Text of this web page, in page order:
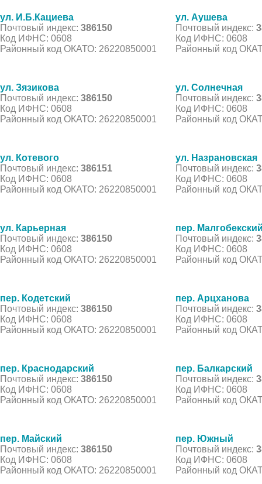
ул. И.Б.Кациева
Почтовый индекс: 386150
Код ИФНС: 0608
Районный код ОКАТО: 26220850001
ул. Аушева
Почтовый индекс:
Код ИФНС: 0608
Районный код
ул. Зязикова
Почтовый индекс: 386150
Код ИФНС: 0608
Районный код ОКАТО: 26220850001
ул. Солнечная
Почтовый индекс:
Код ИФНС: 0608
Районный код
ул. Котевого
Почтовый индекс: 386151
Код ИФНС: 0608
Районный код ОКАТО: 26220850001
ул. Назрановская
Почтовый индекс:
Код ИФНС: 0608
Районный код
ул. Карьерная
Почтовый индекс: 386150
Код ИФНС: 0608
Районный код ОКАТО: 26220850001
пер.
Почтовый индекс:
Код ИФНС: 0608
Районный код
пер. Кодетский
Почтовый индекс: 386150
Код ИФНС: 0608
Районный код ОКАТО: 26220850001
пер. Арцханова
Почтовый индекс:
Код ИФНС: 0608
Районный код
пер. Краснодарский
Почтовый индекс: 386150
Код ИФНС: 0608
Районный код ОКАТО: 26220850001
пер. Балкарский
Почтовый индекс:
Код ИФНС: 0608
Районный код
пер. Майский
Почтовый индекс: 386150
Код ИФНС: 0608
Районный код ОКАТО: 26220850001
пер. Южный
Почтовый индекс:
Код ИФНС: 0608
Районный код